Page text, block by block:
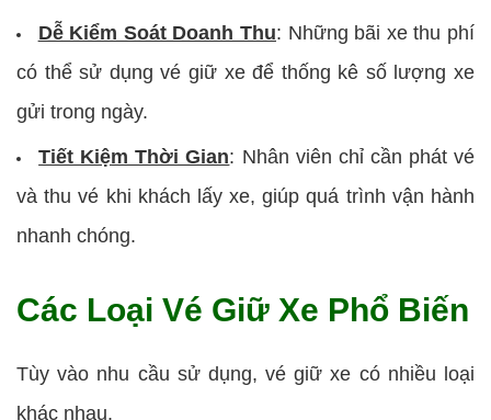
Dễ Kiểm Soát Doanh Thu: Những bãi xe thu phí
có thể sử dụng vé giữ xe để thống kê số lượng xe
gửi trong ngày.
Tiết Kiệm Thời Gian: Nhân viên chỉ cần phát vé
và thu vé khi khách lấy xe, giúp quá trình vận hành
nhanh chóng.
Các Loại Vé Giữ Xe Phổ Biến
Tùy vào nhu cầu sử dụng, vé giữ xe có nhiều loại
khác nhau.